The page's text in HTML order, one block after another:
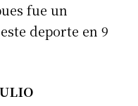
fue un
deporte en 9